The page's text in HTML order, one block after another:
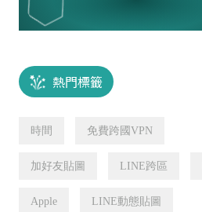
熱門標籤
時間 免費跨國VPN
加好友貼圖 LINE跨區
Apple LINE動態貼圖